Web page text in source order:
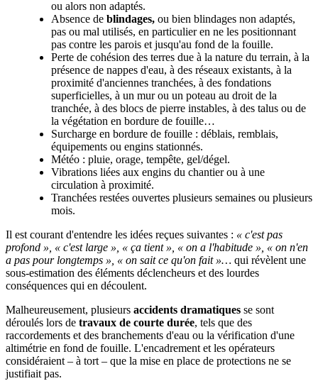
ou alors non adaptés.
Absence de blindages, ou bien blindages non adaptés,
pas ou mal utilisés, en particulier en ne les positionnant
pas contre les parois et jusqu'au fond de la fouille.
Perte de cohésion des terres due à la nature du terrain, à la
présence de nappes d'eau, à des réseaux existants, à la
proximité d'anciennes tranchées, à des fondations
superficielles, à un mur ou un poteau au droit de la
tranchée, à des blocs de pierre instables, à des talus ou de
la végétation en bordure de fouille…
Surcharge en bordure de fouille : déblais, remblais,
équipements ou engins stationnés.
Météo : pluie, orage, tempête, gel/dégel.
Vibrations liées aux engins du chantier ou à une
circulation à proximité.
Tranchées restées ouvertes plusieurs semaines ou plusieurs
mois.
Il est courant d'entendre les idées reçues suivantes : « c'est pas
profond », « c'est large », « ça tient », « on a l'habitude », « on n'en
a pas pour longtemps », « on sait ce qu'on fait »… qui révèlent une
sous-estimation des éléments déclencheurs et des lourdes
conséquences qui en découlent.
Malheureusement, plusieurs accidents dramatiques se sont
déroulés lors de travaux de courte durée, tels que des
raccordements et des branchements d'eau ou la vérification d'une
altimétrie en fond de fouille. L'encadrement et les opérateurs
considéraient – à tort – que la mise en place de protections ne se
justifiait pas.